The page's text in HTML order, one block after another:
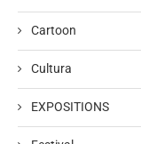
Cartoon
Cultura
EXPOSITIONS